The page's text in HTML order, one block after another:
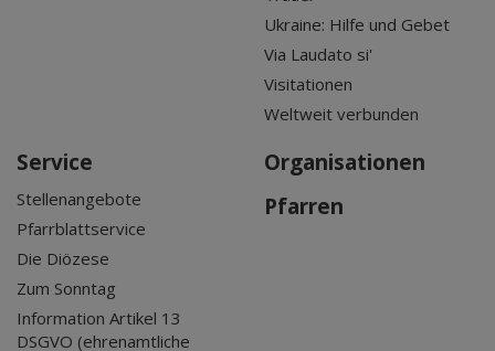
Ukraine: Hilfe und Gebet
Via Laudato si'
Visitationen
Weltweit verbunden
Service
Stellenangebote
Pfarrblattservice
Die Diözese
Zum Sonntag
Information Artikel 13
DSGVO (ehrenamtliche
Organisationen
Pfarren